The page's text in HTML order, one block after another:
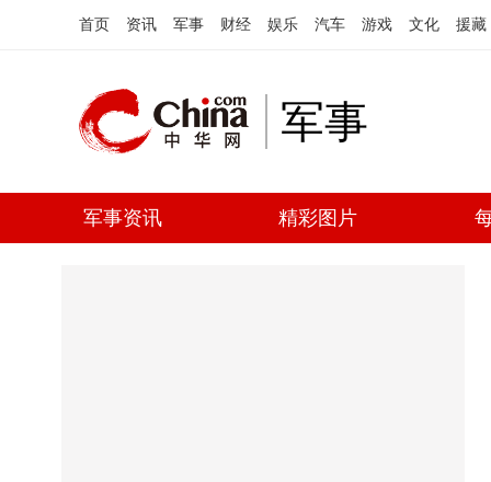
首页 资讯 军事 财经 娱乐 汽车 游戏 文化 援藏
军事
军事资讯 精彩图片